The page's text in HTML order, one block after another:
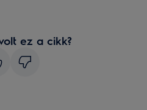
ez a cikk?